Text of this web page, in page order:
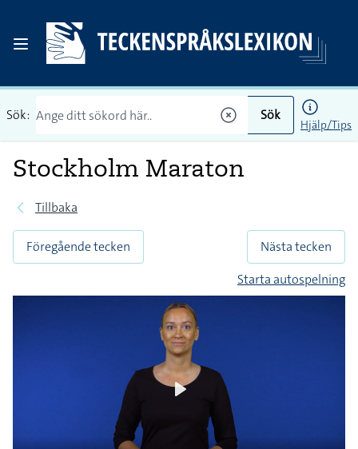
Sök: Sök
Hjälp/Tips
Stockholm Maraton
Tillbaka
Föregående tecken
Nästa tecken
Starta autospelning